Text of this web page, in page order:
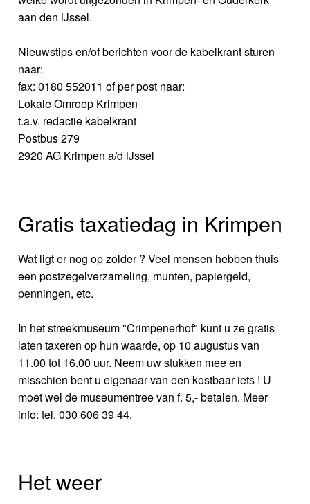
aan den IJssel.
Nieuwstips en/of berichten voor de kabelkrant sturen
naar:
fax: 0180 552011 of per post naar:
Lokale Omroep Krimpen
t.a.v. redactie kabelkrant
Postbus 279
2920 AG Krimpen a/d IJssel
Gratis taxatiedag in Krimpen
Wat ligt er nog op zolder ? Veel mensen hebben thuis
een postzegelverzameling, munten, papiergeld,
penningen, etc.
In het streekmuseum "Crimpenerhof" kunt u ze gratis
laten taxeren op hun waarde, op 10 augustus van
11.00 tot 16.00 uur. Neem uw stukken mee en
misschien bent u eigenaar van een kostbaar iets ! U
moet wel de museumentree van f. 5,- betalen. Meer
info: tel. 030 606 39 44.
Het weer